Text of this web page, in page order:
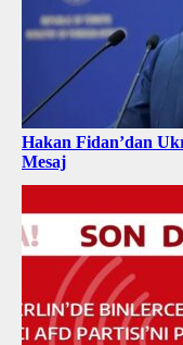
Hakan Fidan’dan
Mesaj